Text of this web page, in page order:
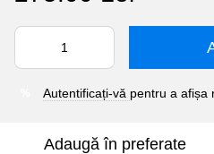
Autentificați-vă pentru a afișa
Adaugă în preferate